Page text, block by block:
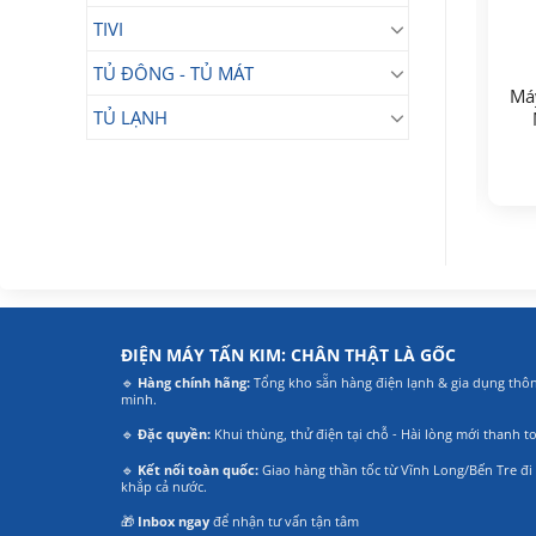
TIVI
TỦ ĐÔNG - TỦ MÁT
TỦ LẠNH
Máy hút bụi mini
Panasonic MC-
HC10WN46
nghiệp Panasonic MC-
ĐIỆN MÁY TẤN KIM: CHÂN THẬT LÀ GỐC
🔹 Hàng chính hãng:Tổng kho sẵn hàng điện lạnh & gia dụng
minh.
🔹 Đặc quyền:Khui thùng, thử điện tại chỗ - Hài lòng mới thanh
🔹 Kết nối toàn quốc:Giao hàng thần tốc từ Vĩnh Long/Bến Tre đi
khắp cả nước.
🎁 Inbox ngayđể nhận tư vấn tận tâm